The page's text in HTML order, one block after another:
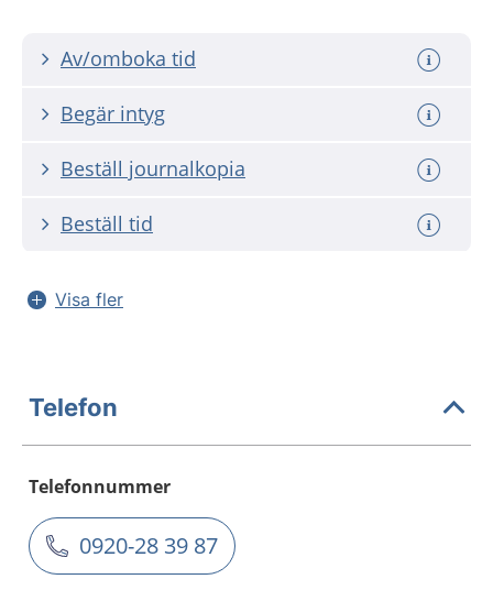
Av/omboka tid
Begär intyg
Beställ journalkopia
Beställ tid
Visa fler
Telefon
Telefonnummer
0920-28 39 87